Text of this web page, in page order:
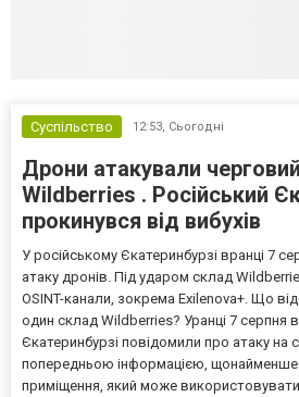
Суспільство 12:53, Сьогодні
Дрони атакували
Wildberries . Російський
прокинувся від вибухів
У російському Єкатеринбурзі вранці 7
атаку дронів. Під ударом склад
OSINT-канали, зокрема Exilenova+. Що
один склад Wildberries? Уранці 7 серпня
Єкатеринбурзі повідомили про атаку на
попередньою інформацією, щонайменше
приміщення, який може